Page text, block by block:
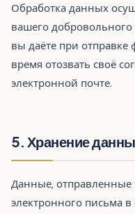
Обработка данных
вашего добровольного
вы даёте при
время отозвать своё
электронной почте.
5. Хранение
Данные, отправленные
электронного письма